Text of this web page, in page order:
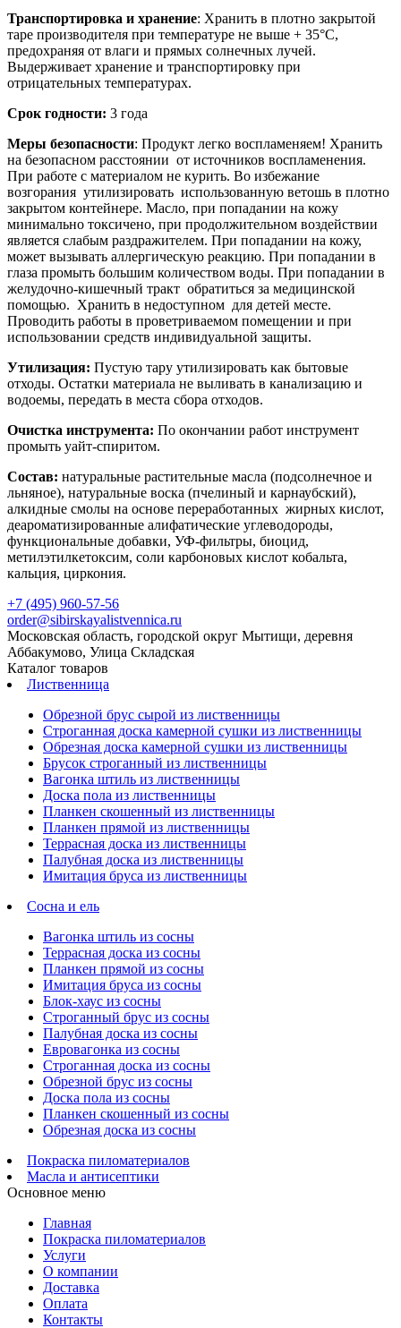
Транспортировка и хранение: Хранить в плотно закрытой
таре производителя при температуре не выше + 35°С,
предохраняя от влаги и прямых солнечных лучей.
Выдерживает хранение и транспортировку при
отрицательных температурах.
Срок годности: 3 года
Меры безопасности: Продукт легко воспламеняем! Хранить
на безопасном расстоянии от источников воспламенения.
При работе с материалом не курить. Во избежание
возгорания утилизировать использованную ветошь в плотно
закрытом контейнере. Масло, при попадании на кожу
минимально токсичено, при продолжительном воздействии
является слабым раздражителем. При попадании на кожу,
может вызывать аллергическую реакцию. При попадании в
глаза промыть большим количеством воды. При попадании в
желудочно-кишечный тракт обратиться за медицинской
помощью. Хранить в недоступном для детей месте.
Проводить работы в проветриваемом помещении и при
использовании средств индивидуальной защиты.
Утилизация: Пустую тару утилизировать как бытовые
отходы. Остатки материала не выливать в канализацию и
водоемы, передать в места сбора отходов.
Очистка инструмента: По окончании работ инструмент
промыть уайт-спиритом.
Состав: натуральные растительные масла (подсолнечное и
льняное), натуральные воска (пчелиный и карнаубский),
алкидные смолы на основе переработанных жирных кислот,
деароматизированные алифатические углеводороды,
функциональные добавки, УФ-фильтры, биоцид,
метилэтилкетоксим, соли карбоновых кислот кобальта,
кальция, циркония.
+7 (495) 960-57-56
order@sibirskayalistvennica.ru
Московская область, городской округ Мытищи, деревня
Аббакумово, Улица Складская
Каталог товаров
Лиственница
Обрезной брус сырой из лиственницы
Строганная доска камерной сушки из лиственницы
Обрезная доска камерной сушки из лиственницы
Брусок строганный из лиственницы
Вагонка штиль из лиственницы
Доска пола из лиственницы
Планкен скошенный из лиственницы
Планкен прямой из лиственницы
Террасная доска из лиственницы
Палубная доска из лиственницы
Имитация бруса из лиственницы
Сосна и ель
Вагонка штиль из сосны
Террасная доска из сосны
Планкен прямой из сосны
Имитация бруса из сосны
Блок-хаус из сосны
Строганный брус из сосны
Палубная доска из сосны
Евровагонка из сосны
Строганная доска из сосны
Обрезной брус из сосны
Доска пола из сосны
Планкен скошенный из сосны
Обрезная доска из сосны
Покраска пиломатериалов
Масла и антисептики
Основное меню
Главная
Покраска пиломатериалов
Услуги
О компании
Доставка
Оплата
Контакты